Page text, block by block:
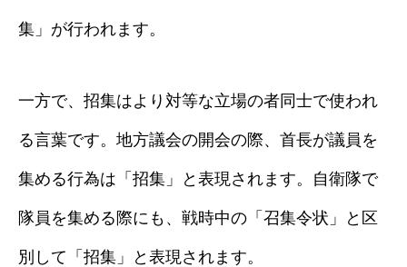
集」が行われます。
一方で、招集はより対等な立場の者同士で使われ
る言葉です。地方議会の開会の際、首長が議員を
集める行為は「招集」と表現されます。自衛隊で
隊員を集める際にも、戦時中の「召集令状」と区
別して「招集」と表現されます。